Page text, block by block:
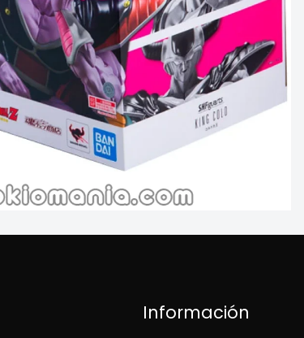
Información